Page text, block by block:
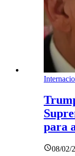
para
08/02/